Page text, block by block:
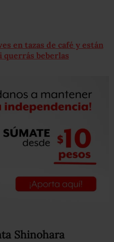
en tazas de café y están
querrás beberlas
Shinohara